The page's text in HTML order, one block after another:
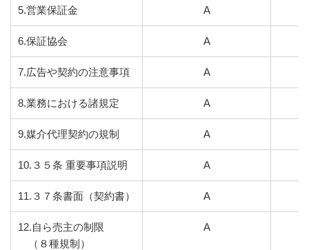
5.営業保証金 A
6.保証協会 A
7.広告や契約の注意事項 A
8.業務における諸規定 A
9.媒介代理契約の規制 A
10.３５条 重要事項説明 A
11.３７条書面（契約書） A
12.自ら売主の制限
（８種規制）
A